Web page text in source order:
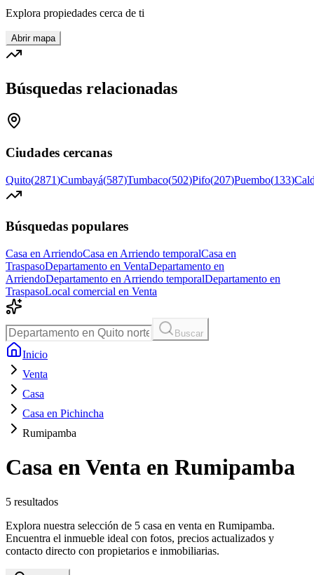
Explora propiedades cerca de ti
Abrir mapa
Búsquedas relacionadas
Ciudades cercanas
Quito(2871)Cumbayá(587)Tumbaco(502)Pifo(207)Puembo(133)
Búsquedas populares
Casa en ArriendoCasa en Arriendo temporalCasa en
TraspasoDepartamento en VentaDepartamento en
ArriendoDepartamento en Arriendo temporalDepartamento en
TraspasoLocal comercial en Venta
Buscar
Inicio
Venta
Casa
Casa en Pichincha
Rumipamba
Casa en Venta en Rumipamba
5 resultados
Explora nuestra selección de 5 casa en venta en Rumipamba.
Encuentra el inmueble ideal con fotos, precios actualizados y
contacto directo con propietarios e inmobiliarias.